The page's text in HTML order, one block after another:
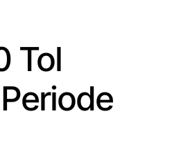
Fungsional Saat Periode Mudik
Tol